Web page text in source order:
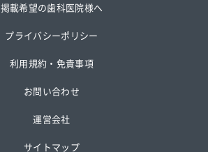
掲載希望の歯科医院様へ
プライバシーポリシー
利用規約・免責事項
お問い合わせ
運営会社
サイトマップ